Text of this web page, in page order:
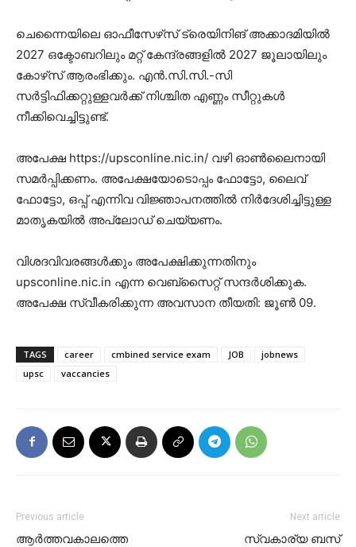
ചെന്നൈയിലെ ഓഫീസേഴ്‌സ് ട്രെയിനിങ് അക്കാദമിയിൽ
2027 ഒക്ടോബറിലും മറ്റ് കേന്ദ്രങ്ങളിൽ 2027 ജൂലായിലും
കോഴ്‌സ് ആരംഭിക്കും. എൻ.സി.സി.-സി
സർട്ടിഫിക്കറ്റുള്ളവർക്ക് നിശ്ചിത എണ്ണം സീറ്റുകൾ
നീക്കിവെച്ചിട്ടുണ്ട്.
അപേക്ഷ https://upsconline.nic.in/ വഴി ഓൺലൈനായി
സമർപ്പിക്കണം. അപേക്ഷയോടൊപ്പം ഫോട്ടോ, ലൈവ്
ഫോട്ടോ, ഒപ്പ് എന്നിവ വിജ്ഞാപനത്തിൽ നിർദേശിച്ചിട്ടുള്ള
മാതൃകയിൽ അപ്ലോഡ് ചെയ്യണം.
വിശദവിവരങ്ങൾക്കും അപേക്ഷിക്കുന്നതിനും
upsconline.nic.in എന്ന വെബ്‌സൈറ്റ് സന്ദർശിക്കുക.
അപേക്ഷ സ്വീകരിക്കുന്ന അവസാന തീയതി: ജൂൺ 09.
TAGS career cmbined service exam JOB
jobnews
upsc
vaccancies
Previous article
ആർത്തവകാലത്തെ
Next article
സ്വകാര്യ ബസ്